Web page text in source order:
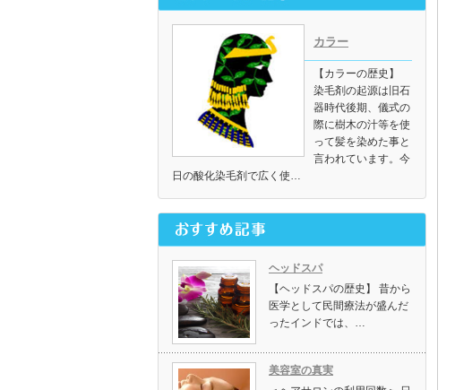
カラー
【カラーの歴史】
染毛剤の起源は旧石
器時代後期、儀式の
際に樹木の汁等を使
って髪を染めた事と
言われています。今
日の酸化染毛剤で広く使…
ヘッドスパ
【ヘッドスパの歴史】 昔から
医学として民間療法が盛んだ
ったインドでは、…
美容室の真実